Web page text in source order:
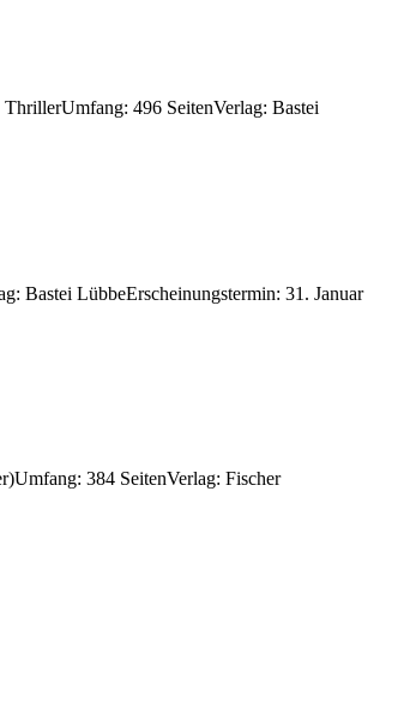
496 SeitenVerlag: Bastei
Bastei LübbeErscheinungstermin: 31. Januar
384 SeitenVerlag: Fischer